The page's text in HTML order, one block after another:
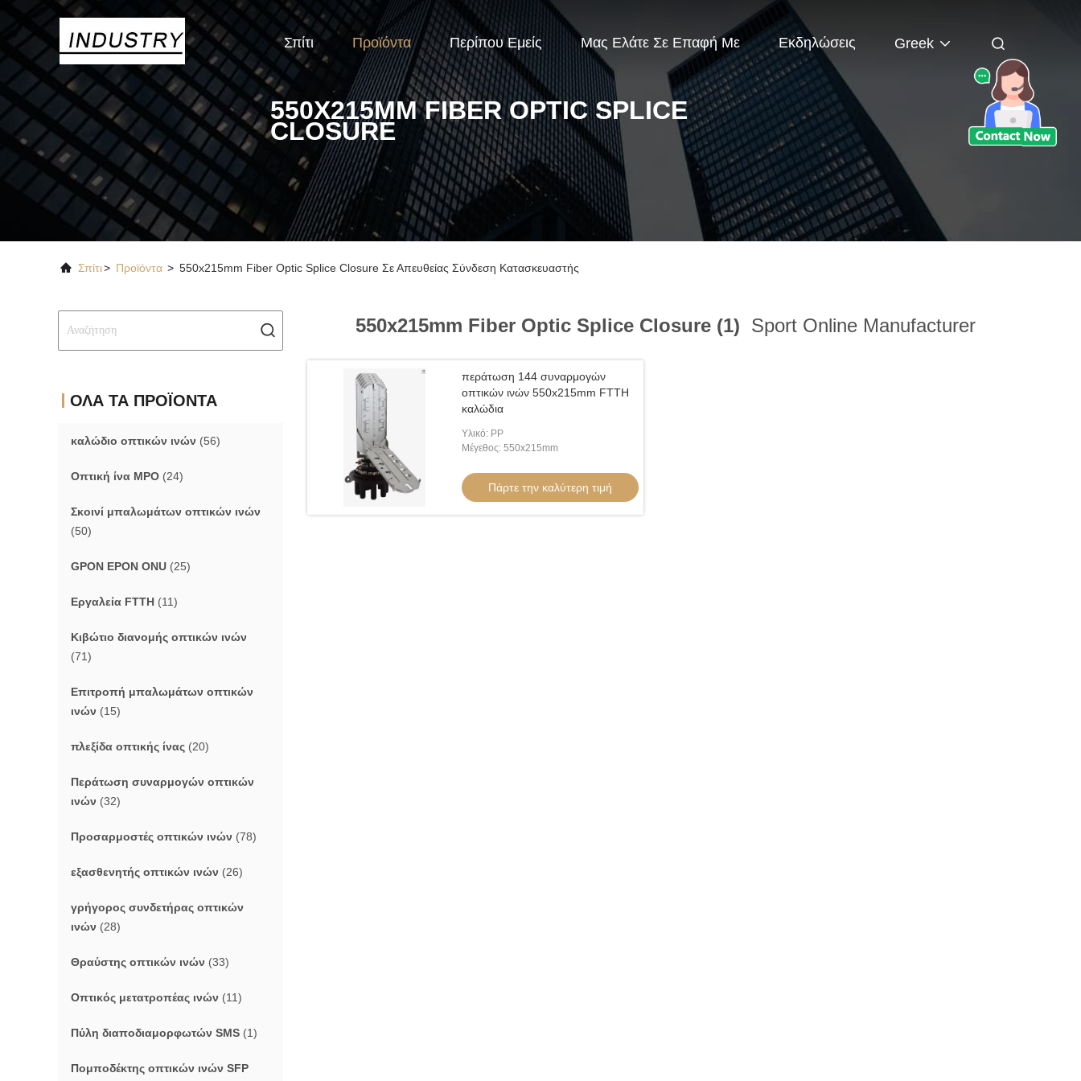
Σπίτι Προϊόντα Περίπου Εμείς Μας Ελάτε Σε Επαφή Με Εκδηλώσεις Greek
550X215MM FIBER OPTIC SPLICE
CLOSURE
Σπίτι> Προϊόντα > 550x215mm Fiber Optic Splice Closure Σε Απευθείας Σύνδεση Κατασκευαστής
ΟΛΑ ΤΑ ΠΡΟΪΟΝΤΑ
καλώδιο οπτικών ινών (56)
Οπτική ίνα MPO (24)
Σκοινί μπαλωμάτων οπτικών ινών
(50)
GPON EPON ONU (25)
Εργαλεία FTTH (11)
Κιβώτιο διανομής οπτικών ινών
(71)
Επιτροπή μπαλωμάτων οπτικών
ινών (15)
πλεξίδα οπτικής ίνας (20)
Περάτωση συναρμογών οπτικών
ινών (32)
Προσαρμοστές οπτικών ινών (78)
εξασθενητής οπτικών ινών (26)
γρήγορος συνδετήρας οπτικών
ινών (28)
Θραύστης οπτικών ινών (33)
Οπτικός μετατροπέας ινών (11)
Πύλη διαποδιαμορφωτών SMS (1)
Πομποδέκτης οπτικών ινών SFP
550x215mm Fiber Optic Splice Closure (1) Sport Online Manufacturer
περάτωση 144 συναρμογών
οπτικών ινών 550x215mm FTTH
καλώδια
Υλικό: PP
Μέγεθος: 550x215mm
Πάρτε την καλύτερη τιμή